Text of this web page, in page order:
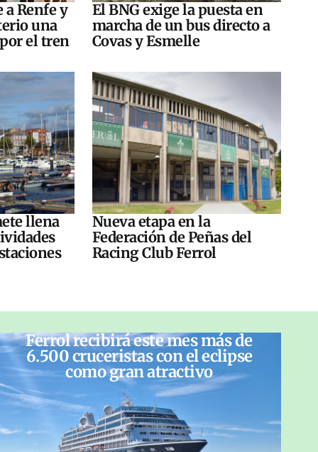
Renfe y
una
el tren
El BNG exige la puesta en
marcha de un bus directo a
Covas y Esmelle
llena
Nueva etapa en la
Federación de Peñas del
Racing Club Ferrol
Ferrol recibirá este mes más de
6.500 cruceristas con el eclipse
como gran atractivo